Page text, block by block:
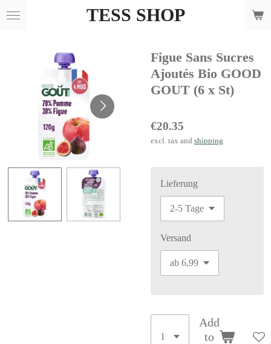
Skip
TESS SHOP
Figue Sans Sucres
Ajoutés Bio GOOD
GOUT (6 x St)
€20.35
excl. tax and shipping
Lieferung
Versand
Add
to